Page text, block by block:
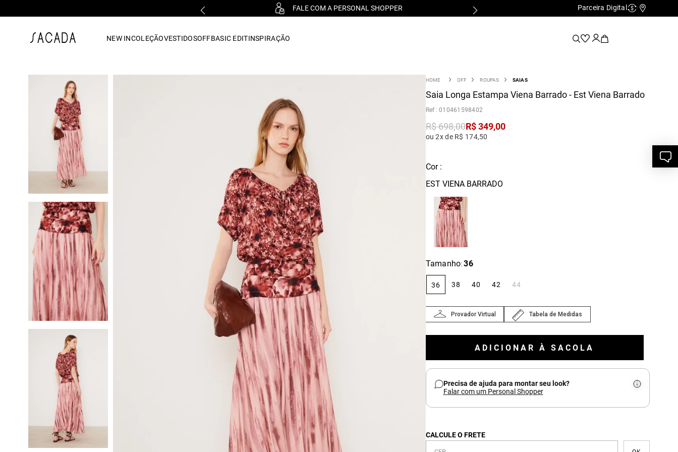
FALE COM A PERSONAL SHOPPER Parceira Digital Cashback
NEW INCOLEÇÃOVESTIDOSOFFBASIC EDITINSPIRAÇÃO
OFF ROUPAS SAIAS
Saia Longa Estampa Viena Barrado - Est Viena Barrado
:010461598402
R$698,00R$ 349,00
ou 2x de R$ 174,50
Cor :
EST VIENA BARRADO
Tamanho: 36
36 38 40 42 44
Provador Virtual Tabela de Medidas
ADICIONAR À SACOLA
Precisa de ajuda para montar seu look?
Falar com um Personal Shopper
CALCULE O FRETE
vestido midi